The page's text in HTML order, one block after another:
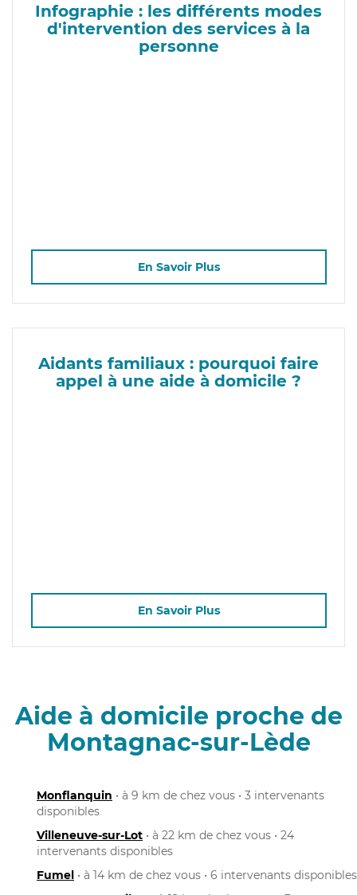
Infographie : les différents modes
d'intervention des services à la
personne
En Savoir Plus
Aidants familiaux : pourquoi faire
appel à une aide à domicile ?
En Savoir Plus
Aide à domicile proche de
Montagnac-sur-Lède
Monflanquin • à 9 km de chez vous • 3 intervenants
disponibles
Villeneuve-sur-Lot • à 22 km de chez vous • 24
intervenants disponibles
Fumel • à 14 km de chez vous • 6 intervenants disponibles